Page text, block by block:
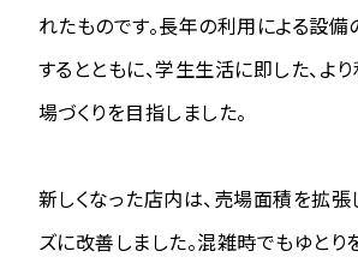
れたものです。長年の利用による設
するとともに、学生生活に即した、よ
場づくりを目指しました。
新しくなった店内は、売場面積を拡張
ズに改善しました。混雑時でもゆとり